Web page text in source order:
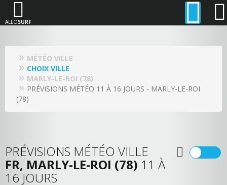
ALLOSURF
MÉTÉO VILLE
CHOIX VILLE
MARLY-LE-ROI (78)
PRÉVISIONS MÉTÉO 11 À 16 JOURS - MARLY-LE-ROI
(78)
PRÉVISIONS MÉTÉO VILLE
FR, MARLY-LE-ROI (78) 11 À
16 JOURS